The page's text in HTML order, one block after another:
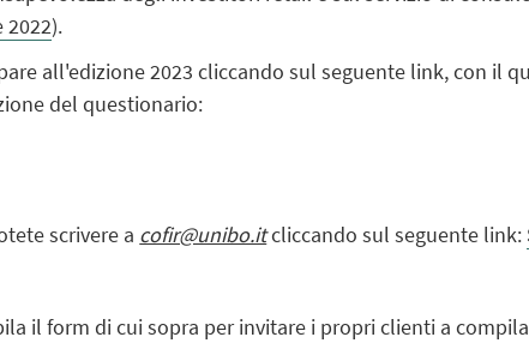
2022).
all'edizione 2023 cliccando sul seguente link, con il
del questionario:
scrivere a cofir@unibo.itcliccando sul seguente link:
il form di cui sopra per invitare i propri clienti a